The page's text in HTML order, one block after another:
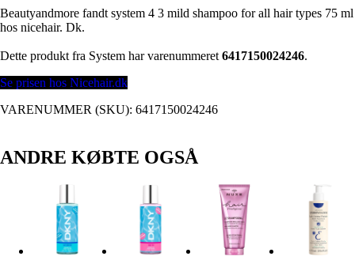
Beautyandmore fandt system 4 3 mild shampoo for all hair types 75 ml
hos nicehair. Dk.
Dette produkt fra System har varenummeret 6417150024246.
Se prisen hos Nicehair.dk
VARENUMMER (SKU): 6417150024246
ANDRE KØBTE OGSÅ